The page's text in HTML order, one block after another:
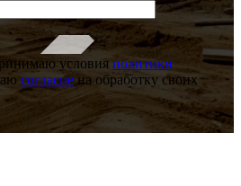
условияполитики
согласие на обработку своих